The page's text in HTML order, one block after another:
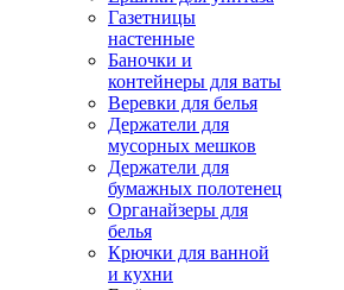
Газетницы
настенные
Баночки и
контейнеры для ваты
Веревки для белья
Держатели для
мусорных мешков
Держатели для
бумажных полотенец
Органайзеры для
белья
Крючки для ванной
и кухни